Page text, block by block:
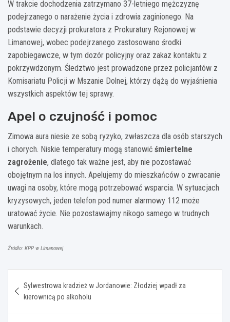
W trakcie dochodzenia zatrzymano 37-letniego mężczyznę
podejrzanego o narażenie życia i zdrowia zaginionego. Na
podstawie decyzji prokuratora z Prokuratury Rejonowej w
Limanowej, wobec podejrzanego zastosowano środki
zapobiegawcze, w tym dozór policyjny oraz zakaz kontaktu z
pokrzywdzonym. Śledztwo jest prowadzone przez policjantów z
Komisariatu Policji w Mszanie Dolnej, którzy dążą do wyjaśnienia
wszystkich aspektów tej sprawy.
Apel o czujność i pomoc
Zimowa aura niesie ze sobą ryzyko, zwłaszcza dla osób starszych
i chorych. Niskie temperatury mogą stanowić śmiertelne
zagrożenie, dlatego tak ważne jest, aby nie pozostawać
obojętnym na los innych. Apelujemy do mieszkańców o zwracanie
uwagi na osoby, które mogą potrzebować wsparcia. W sytuacjach
kryzysowych, jeden telefon pod numer alarmowy 112 może
uratować życie. Nie pozostawiajmy nikogo samego w trudnych
warunkach.
Źródło: KPP w Limanowej
wpisu
Sylwestrowa kradzież w Jordanowie: Złodziej wpadł za
kierownicą po alkoholu